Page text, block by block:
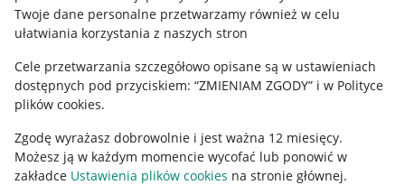
Twoje dane personalne przetwarzamy również w celu
ułatwiania korzystania z naszych stron
Cele przetwarzania szczegółowo opisane są w ustawieniach
dostępnych pod przyciskiem: “ZMIENIAM ZGODY” i w Polityce
plików cookies.
Zgodę wyrażasz dobrowolnie i jest ważna 12 miesięcy.
Możesz ją w każdym momencie wycofać lub ponowić w
zakładce Ustawienia plików cookies na stronie głównej.
Polityka plików "cookies"
Ustawienia plików "cookies"
Udostępnianie lokalizacji
Informacje dla Aktu o Usługach Cyfrowych
Pobierz aplikację